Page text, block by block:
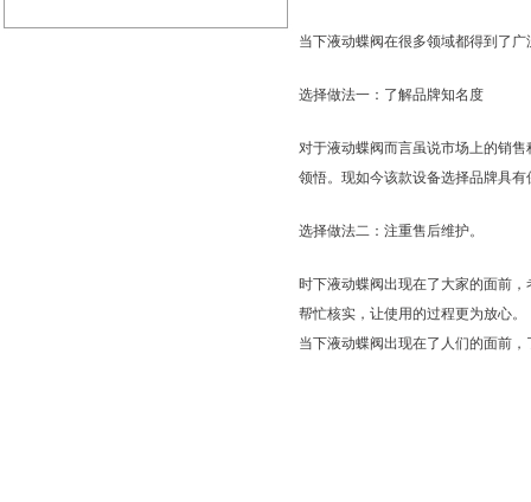
当下液动蝶阀在很多领域都得到了
选择做法一：了解品牌知名度
对于液动蝶阀而言虽说市场上的销
领悟。现如今该款设备选择品牌具
选择做法二：注重售后维护。
时下液动蝶阀出现在了大家的面前
帮忙核实，让使用的过程更为放心。
当下液动蝶阀出现在了人们的面前